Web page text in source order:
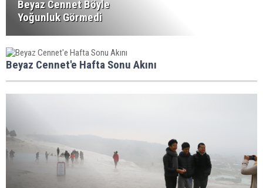
Beyaz Cennet Böyle
Yoğunluk Görmedi
Beyaz Cennet'e Hafta Sonu Akını